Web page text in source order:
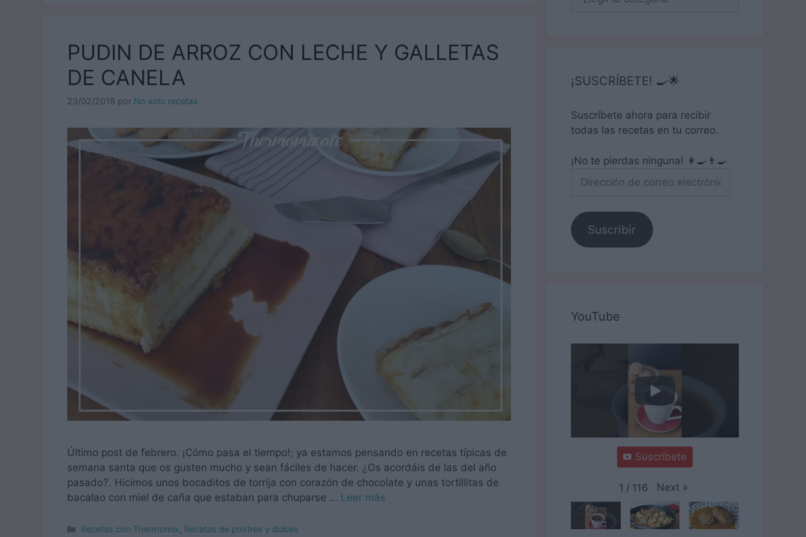
PUDIN DE ARROZ CON LECHE Y GALLETAS
DE CANELA
23/02/2018 por No solo recetas
Último post de febrero. ¡Cómo pasa el tiempo!; ya estamos pensando en recetas típicas de
semana santa que os gusten mucho y sean fáciles de hacer. ¿Os acordáis de las del año
pasado?. Hicimos unos bocaditos de torrija con corazón de chocolate y unas tortillitas de
bacalao con miel de caña que estaban para chuparse … Leer más
Categorías
Recetas con Thermomix Recetas de postres y dulces
¡SUSCRÍBETE! 🍳🌟
Suscríbete ahora para recibir
todas las recetas en tu correo.
¡No te pierdas ninguna! 👩‍🍳👨‍🍳
de
electrónico
Suscribir
YouTube
Suscríbete
1 / 116 Next »